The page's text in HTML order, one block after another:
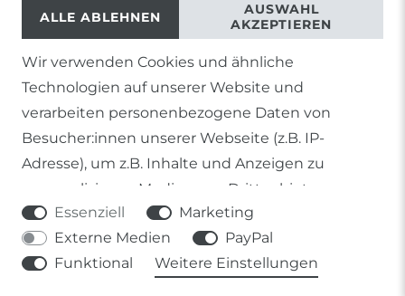
1) Gilt nicht für Sendungen mit Futterinsekten,
Lebendpflanzen, Frostfutter oder lebende Tiere, sowie
Lieferungen per Spedition
2) gilt für sofort lieferbare Artikel und Produkte die keine
gesonderte Versandregelung besitzen.
Prozentangaben von Sonderangeboten auf die Ersparnis
gegenüber der UVP des Herstellers.
Wir verwenden Cookies und ähnliche
Technologien auf unserer Website und
verarbeiten personenbezogene Daten von
Besucher:innen unserer Webseite (z.B. IP-
Adresse), um z.B. Inhalte und Anzeigen zu
personalisieren, Medien von Drittanbietern
einzubinden oder Zugriffe auf unsere Website zu
analysieren. Die Datenverarbeitung erfolgt erst
durch gesetzte Cookies. Wir teilen diese Daten
Essenziell
Marketing
Externe Medien
PayPal
Funktional
Weitere Einstellungen
ALLE ABLEHNEN
AUSWAHL
AKZEPTIEREN